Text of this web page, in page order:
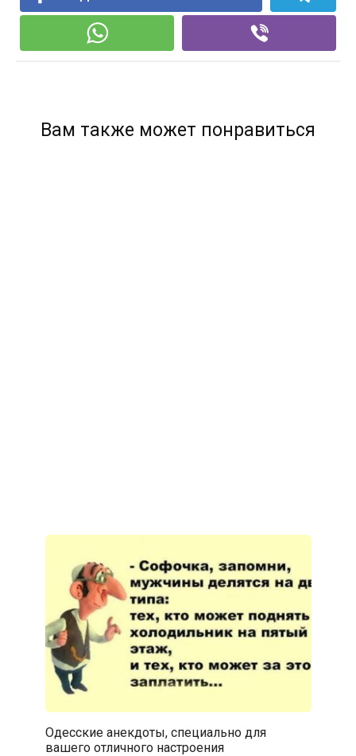
Вам также может понравиться
Одесские анекдоты, специально для
вашего отличного настроения